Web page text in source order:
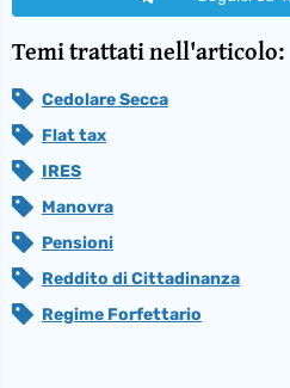
Temi trattati nell'articolo:
Cedolare Secca
Flat tax
IRES
Manovra
Pensioni
Reddito di Cittadinanza
Regime Forfettario